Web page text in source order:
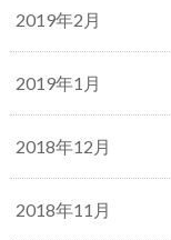
2019年2月
2019年1月
2018年12月
2018年11月